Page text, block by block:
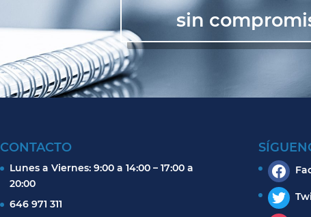
sin
CONTACTO
Lunes a Viernes: 9:00 a 14:00 – 17:00 a
20:00
646 971 311